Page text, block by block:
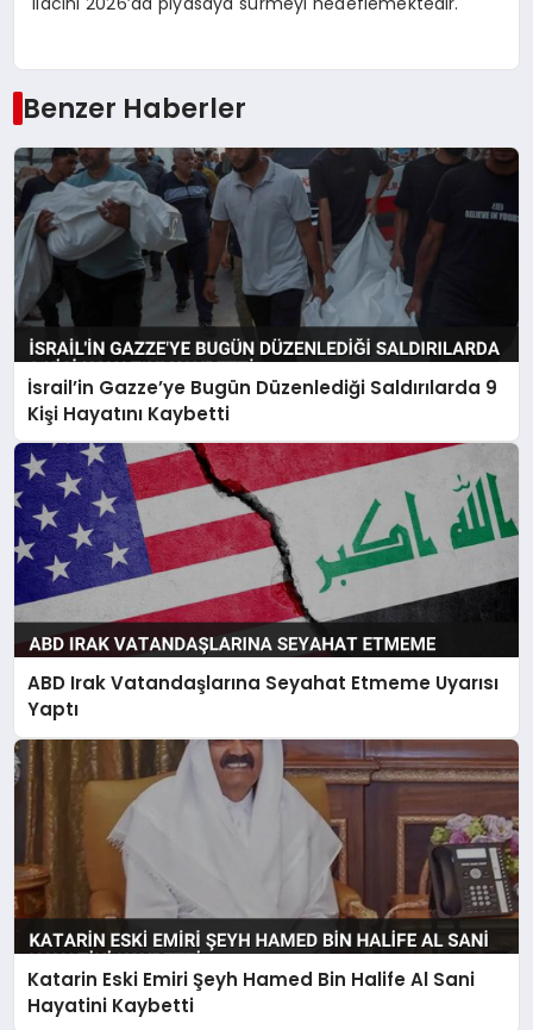
Benzer Haberler
İsrail’in Gazze’ye Bugün Düzenlediği Saldırılarda 9
Kişi Hayatını Kaybetti
ABD Irak Vatandaşlarına Seyahat Etmeme Uyarısı
Yaptı
Katarin Eski Emiri Şeyh Hamed Bin Halife Al Sani
Hayatini Kaybetti